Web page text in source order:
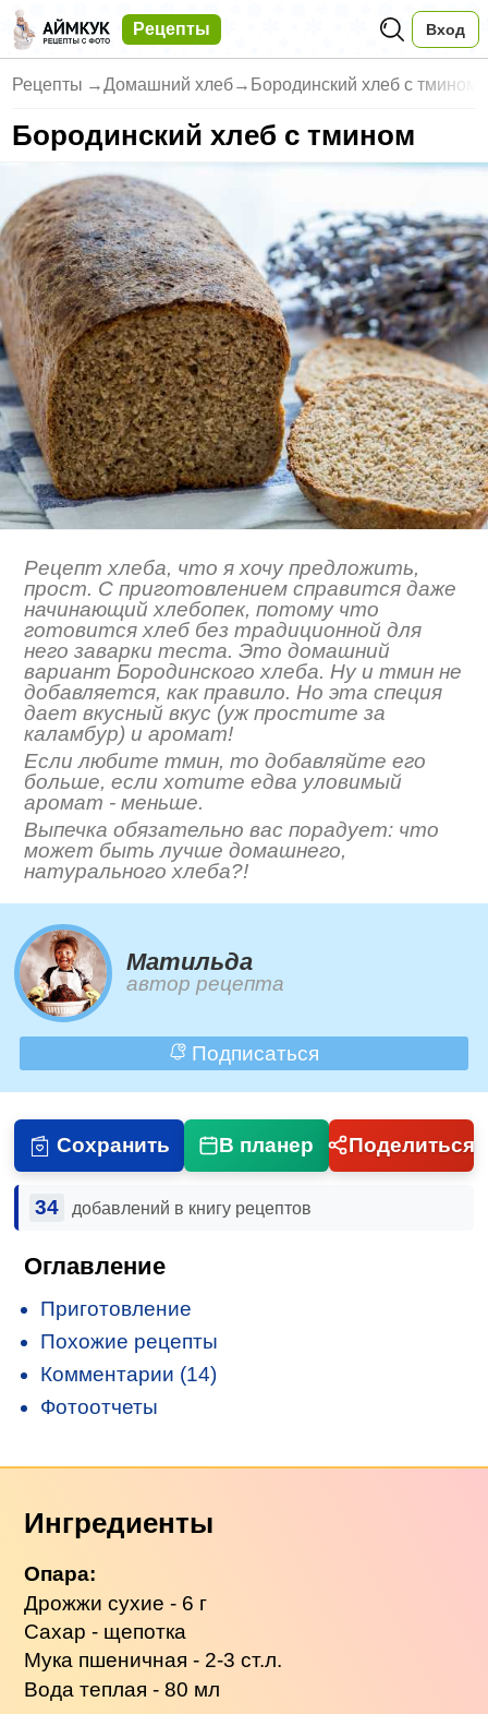
Рецепты Вход
Рецепты →Домашний хлеб→ Бородинский хлеб с тмином
Бородинский хлеб с тмином
Рецепт хлеба, что я хочу предложить,
прост. С приготовлением справится даже
начинающий хлебопек, потому что
готовится хлеб без традиционной для
него заварки теста. Это домашний
вариант Бородинского хлеба. Ну и тмин не
добавляется, как правило. Но эта специя
дает вкусный вкус (уж простите за
каламбур) и аромат!
Если любите тмин, то добавляйте его
больше, если хотите едва уловимый
аромат - меньше.
Выпечка обязательно вас порадует: что
может быть лучше домашнего,
натурального хлеба?!
Матильда
автор рецепта
Подписаться
Сохранить В планер Поделиться
34 добавлений в книгу рецептов
Оглавление
Приготовление
Похожие рецепты
Комментарии (14)
Фотоотчеты
Ингредиенты
Опара:
Дрожжи сухие - 6 г
Сахар - щепотка
Мука пшеничная - 2-3 ст.л.
Вода теплая - 80 мл